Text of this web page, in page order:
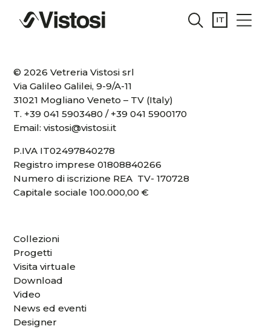
© 2026 Vetreria Vistosi srl
Via Galileo Galilei, 9-9/A-11
31021 Mogliano Veneto – TV (Italy)
T. +39 041 5903480 / +39 041 5900170
Email:vistosi@vistosi.it
P.IVA IT02497840278
Registro imprese 01808840266
Numero di iscrizione REA TV- 170728
Capitale sociale 100.000,00 €
Collezioni
Progetti
Visita virtuale
Download
Video
News ed eventi
Designer